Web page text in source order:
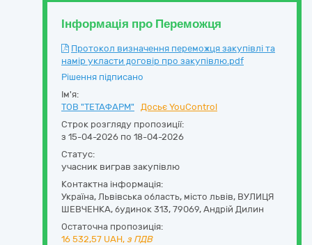
Інформація про Переможця
Протокол визначення переможця закупівлі та
намір укласти договір про закупівлю.pdf
Рішення підписано
Ім'я:
ТОВ "ТЕТАФАРМ"
Досьє YouControl
Строк розгляду пропозиції:
з 15-04-2026 по 18-04-2026
Статус:
учасник виграв закупівлю
Контактна інформація:
Україна, Львівська область, місто львів, ВУЛИЦЯ
ШЕВЧЕНКА, будинок 313, 79069, Андрій Дилин
Остаточна пропозиція:
16 532,57 UAH, з ПДВ